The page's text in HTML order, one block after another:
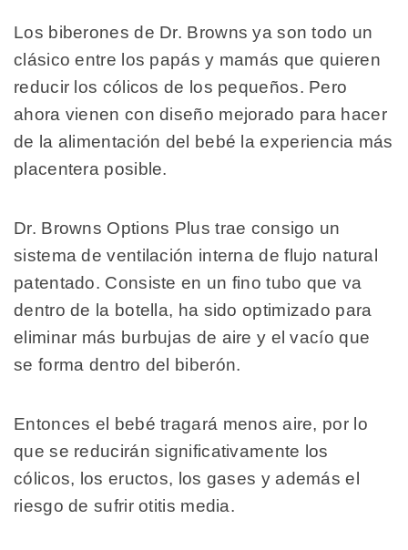
Los biberones de Dr. Browns ya son todo un
clásico entre los papás y mamás que quieren
reducir los cólicos de los pequeños. Pero
ahora vienen con diseño mejorado para hacer
de la alimentación del bebé la experiencia más
placentera posible.
Dr. Browns Options Plus trae consigo un
sistema de ventilación interna de flujo natural
patentado. Consiste en un fino tubo que va
dentro de la botella, ha sido optimizado para
eliminar más burbujas de aire y el vacío que
se forma dentro del biberón.
Entonces el bebé tragará menos aire, por lo
que se reducirán significativamente los
cólicos, los eructos, los gases y además el
riesgo de sufrir otitis media.